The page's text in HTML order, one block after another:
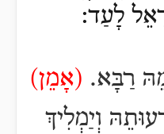
לָעַד:
רַבָּא. (אָמֵן)
וְיַמְלִיךְ